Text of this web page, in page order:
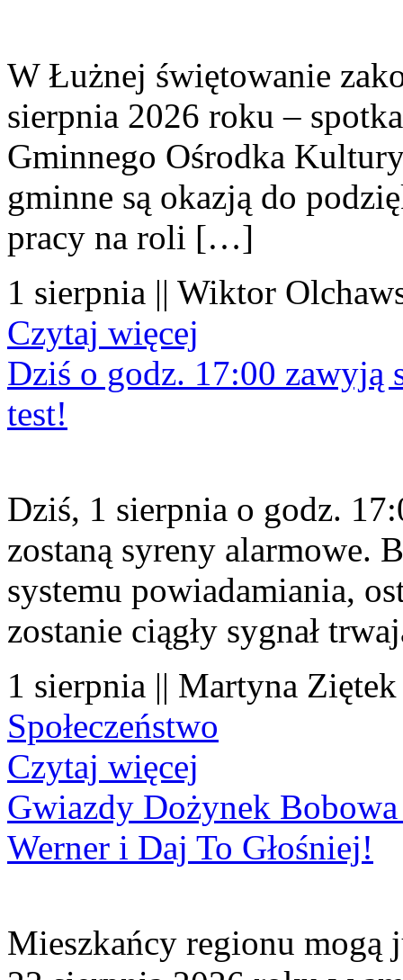
W Łużnej świętowanie
sierpnia 2026 roku –
Gminnego Ośrodka
gminne są okazją do
pracy na roli […]
1 sierpnia || Wiktor
Czytaj więcej
Dziś o godz. 17:00 zawyją
test!
Dziś, 1 sierpnia o godz.
zostaną syreny alarmowe.
systemu powiadamiania,
zostanie ciągły sygnał
1 sierpnia || Martyna
Społeczeństwo
Czytaj więcej
Gwiazdy Dożynek Bobowa
Werner i Daj To Głośniej!
Mieszkańcy regionu mogą